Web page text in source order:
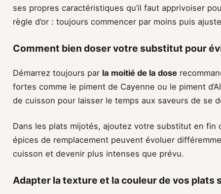
ses propres caractéristiques qu’il faut apprivoiser
règle d’or : toujours commencer par moins puis
Comment bien doser votre substitut pour
Démarrez toujours par la moitié de la dose
fortes comme le piment de Cayenne ou le piment
de cuisson pour laisser le temps aux saveurs de se
Dans les plats mijotés, ajoutez votre substitut en fin
épices de remplacement peuvent évoluer
cuisson et devenir plus intenses que prévu.
Adapter la texture et la couleur de vos plats